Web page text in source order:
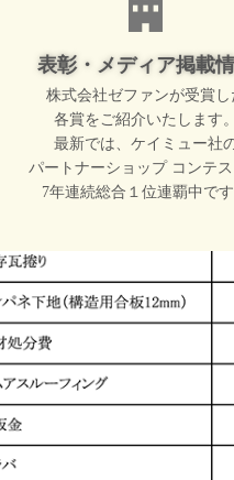
表彰・メディア掲載
株式会社ゼファンが受賞し
各賞をご紹介いたします。
最新では、ケイミュー社
パートナーショップ コンテ
7年連続総合１位連覇中です